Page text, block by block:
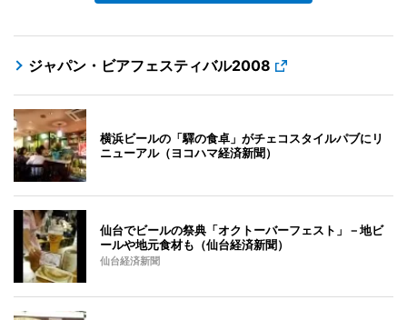
ジャパン・ビアフェスティバル2008
横浜ビールの「驛の食卓」がチェコスタイルパブにリ
ニューアル（ヨコハマ経済新聞）
仙台でビールの祭典「オクトーバーフェスト」－地ビ
ールや地元食材も（仙台経済新聞）
仙台経済新聞